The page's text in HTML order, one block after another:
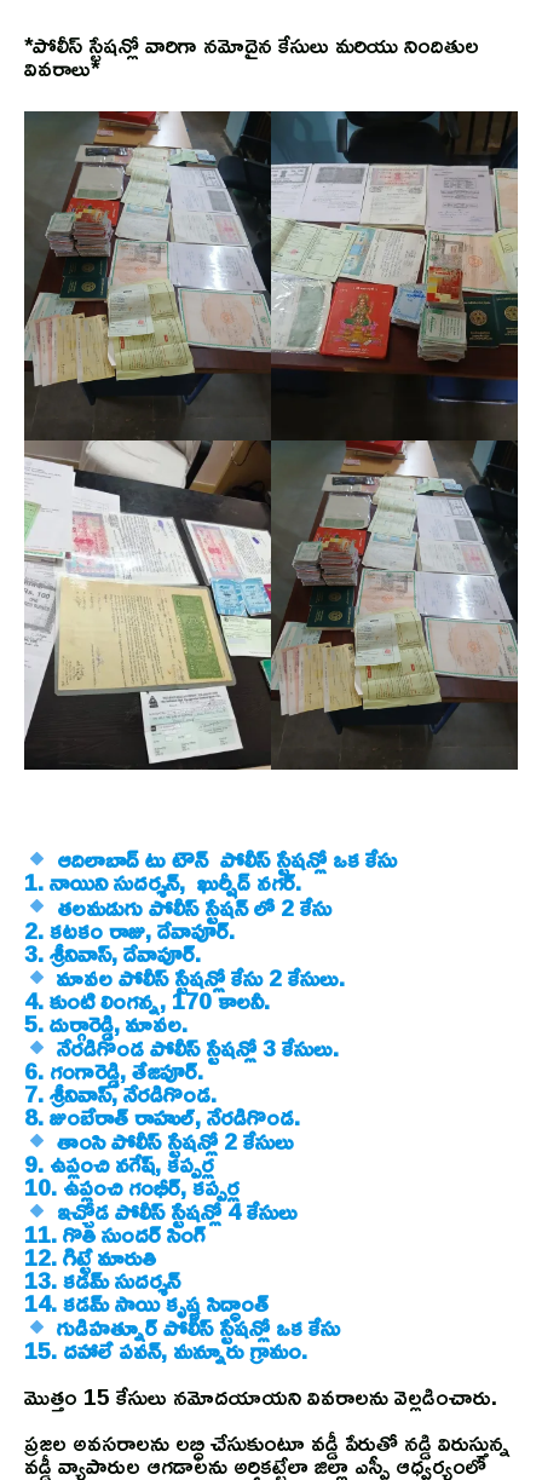
*పోలీస్ స్టేషన్లో వారిగా నమోదైన కేసులు మరియు నిందితుల
వివరాలు*
ఆదిలాబాద్ టు టౌన్ పోలీస్ స్టేషన్లో ఒక కేసు
1. నాయిని సుదర్శన్, ఖుర్షీద్ నగర్.
తలమడుగు పోలీస్ స్టేషన్ లో 2 కేసు
2. కటకం రాజు, దేవాపూర్.
3. శ్రీనివాస్, దేవాపూర్.
మావల పోలీస్ స్టేషన్లో కేసు 2 కేసులు.
4. కుంటి లింగన్న, 170 కాలనీ.
5. దుర్గారెడ్డి, మావల.
నేరడిగొండ పోలీస్ స్టేషన్లో 3 కేసులు.
6. గంగారెడ్డి, తేజపూర్.
7. శ్రీనివాస్, నేరడిగొండ.
8. జుంబేరాత్ రాహుల్, నేరడిగొండ.
తాంసి పోలీస్ స్టేషన్లో 2 కేసులు
9. ఉప్లంచి నగేష్, కప్పర్ల
10. ఉప్లంచి గంభీర్, కప్పర్ల
ఇచ్చోడ పోలీస్ స్టేషన్లో 4 కేసులు
11. గొతి సుందర్ సింగ్
12. గిట్టే మారుతి
13. కడమ్ సుదర్శన్
14. కడమ్ సాయి కృష్ణ సిద్ధాంత్
గుడిహత్నూర్ పోలీస్ స్టేషన్లో ఒక కేసు
15. దహాలే పవన్, మన్నూరు గ్రామం.
మొత్తం 15 కేసులు నమోదయాయని వివరాలను వెల్లడించారు.
ప్రజల అవసరాలను లబ్ధి చేసుకుంటూ వడ్డీ పేరుతో నడ్డి విరుస్తున్న
వడ్డీ వ్యాపారుల ఆగడాలను అరికట్టేలా జిల్లా ఎస్పీ ఆధ్వర్యంలో